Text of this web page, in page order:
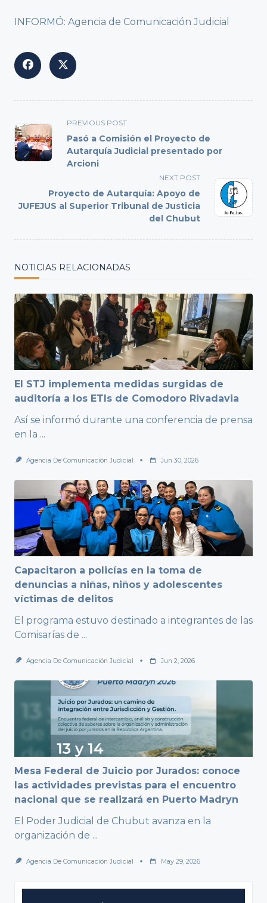
INFORMÓ: Agencia de Comunicación Judicial
<span
class="nav-
subtitle
screen-
text">Page</span>
PREVIOUS POST
Pasó a Comisión el Proyecto de
Autarquía Judicial presentado por
Arcioni
NEXT POST
Proyecto de Autarquía: Apoyo de
JUFEJUS al Superior Tribunal de Justicia
del Chubut
NOTICIAS RELACIONADAS
El STJ implementa medidas surgidas de
auditoría a los ETIs de Comodoro Rivadavia
Así se informó durante una conferencia de prensa
en la ...
Agencia De Comunicación Judicial Jun 30, 2026
Capacitaron a policías en la toma de
denuncias a niñas, niños y adolescentes
víctimas de delitos
El programa estuvo destinado a integrantes de las
Comisarías de ...
Agencia De Comunicación Judicial Jun 2, 2026
Mesa Federal de Juicio por Jurados: conoce
las actividades previstas para el encuentro
nacional que se realizará en Puerto Madryn
El Poder Judicial de Chubut avanza en la
organización de ...
Agencia De Comunicación Judicial May 29, 2026